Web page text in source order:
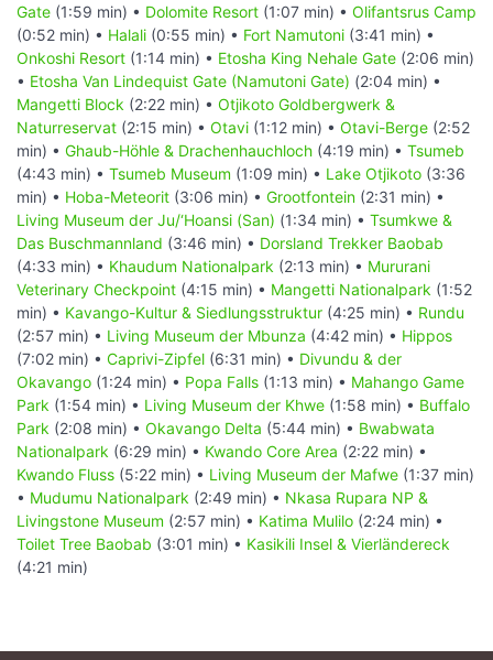
Gate (1:59 min) • Dolomite Resort (1:07 min) • Olifantsrus Camp
(0:52 min) • Halali (0:55 min) • Fort Namutoni (3:41 min) •
Onkoshi Resort (1:14 min) • Etosha King Nehale Gate (2:06 min)
• Etosha Van Lindequist Gate (Namutoni Gate) (2:04 min) •
Mangetti Block (2:22 min) • Otjikoto Goldbergwerk &
Naturreservat (2:15 min) • Otavi (1:12 min) • Otavi-Berge (2:52
min) • Ghaub-Höhle & Drachenhauchloch (4:19 min) • Tsumeb
(4:43 min) • Tsumeb Museum (1:09 min) • Lake Otjikoto (3:36
min) • Hoba-Meteorit (3:06 min) • Grootfontein (2:31 min) •
Living Museum der Ju/‘Hoansi (San) (1:34 min) • Tsumkwe &
Das Buschmannland (3:46 min) • Dorsland Trekker Baobab
(4:33 min) • Khaudum Nationalpark (2:13 min) • Mururani
Veterinary Checkpoint (4:15 min) • Mangetti Nationalpark (1:52
min) • Kavango-Kultur & Siedlungsstruktur (4:25 min) • Rundu
(2:57 min) • Living Museum der Mbunza (4:42 min) • Hippos
(7:02 min) • Caprivi-Zipfel (6:31 min) • Divundu & der
Okavango (1:24 min) • Popa Falls (1:13 min) • Mahango Game
Park (1:54 min) • Living Museum der Khwe (1:58 min) • Buffalo
Park (2:08 min) • Okavango Delta (5:44 min) • Bwabwata
Nationalpark (6:29 min) • Kwando Core Area (2:22 min) •
Kwando Fluss (5:22 min) • Living Museum der Mafwe (1:37 min)
• Mudumu Nationalpark (2:49 min) • Nkasa Rupara NP &
Livingstone Museum (2:57 min) • Katima Mulilo (2:24 min) •
Toilet Tree Baobab (3:01 min) • Kasikili Insel & Vierländereck
(4:21 min)